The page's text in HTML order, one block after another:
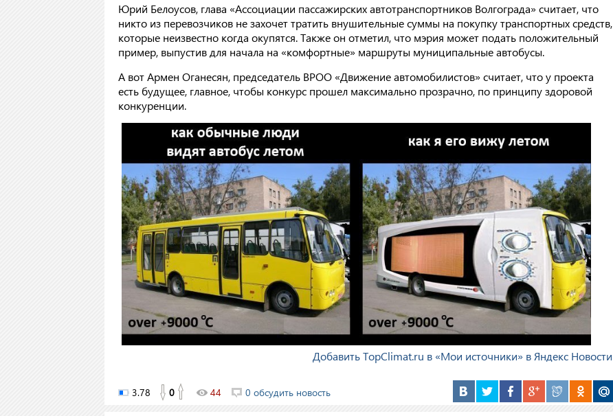
Юрий Белоусов, глава «Ассоциации пассажирских автотранспортников Волгограда» считает, что
никто из перевозчиков не захочет тратить внушительные суммы на покупку транспортных средств,
которые неизвестно когда окупятся. Также он отметил, что мэрия может подать положительный
пример, выпустив для начала на «комфортные» маршруты муниципальные автобусы.
А вот Армен Оганесян, председатель ВРОО «Движение автомобилистов» считает, что у проекта
есть будущее, главное, чтобы конкурс прошел максимально прозрачно, по принципу здоровой
конкуренции.
Добавить TopClimat.ru в «Мои источники» в Яндекс Новости
3.78 0 44 0 обсудить новость